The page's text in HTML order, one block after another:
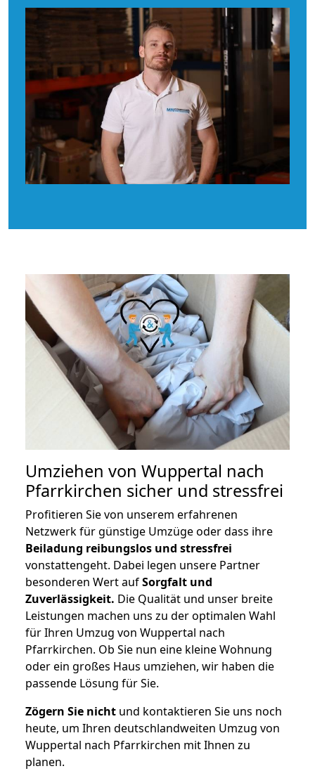
Umziehen von Wuppertal nach
Pfarrkirchen sicher und stressfrei
Profitieren Sie von unserem erfahrenen
Netzwerk für günstige Umzüge oder dass ihre
Beiladung reibungslos und stressfrei
vonstattengeht. Dabei legen unsere Partner
besonderen Wert aufSorgfalt und
Zuverlässigkeit. Die Qualität und unser breite
Leistungen machen uns zu der optimalen Wahl
für Ihren Umzug von Wuppertal nach
Pfarrkirchen. Ob Sie nun eine kleine Wohnung
oder ein großes Haus umziehen, wir haben die
passende Lösung für Sie.
Zögern Sie nicht und kontaktieren Sie uns noch
heute, um Ihren deutschlandweiten Umzug von
Wuppertal nach Pfarrkirchen mit Ihnen zu
planen.